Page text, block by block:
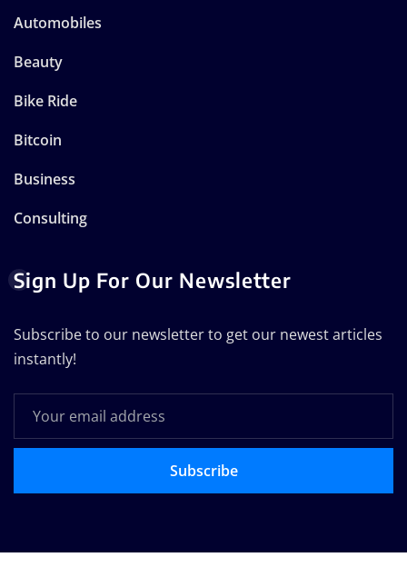
Automobiles
Beauty
Bike Ride
Bitcoin
Business
Consulting
Sign Up For Our Newsletter
Subscribe to our newsletter to get our newest articles
instantly!
Subscribe